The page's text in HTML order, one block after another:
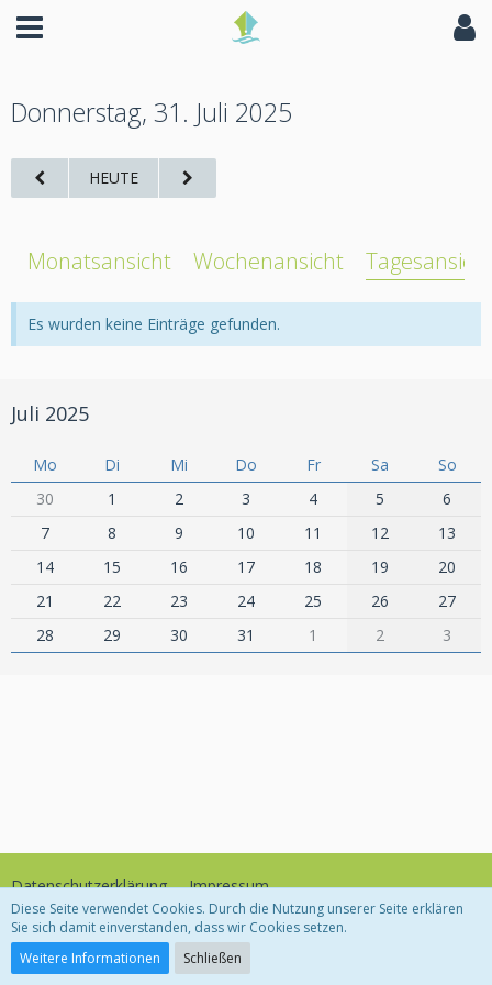
Donnerstag, 31. Juli 2025
HEUTE
Monatsansicht Wochenansicht Tagesansicht
Es wurden keine Einträge gefunden.
Juli 2025
Mo Di Mi Do Fr Sa
So
30
1 2 3 4 5
6
7
8 9 10 11 12
13
14
15 16 17 18 19
20
21
22 23 24 25 26
27
28
29 30 31 1 2 3
Datenschutzerklärung Impressum
Community-Software:
Diese Seite verwendet Cookies. Durch die Nutzung unserer Seite erklären
Sie sich damit einverstanden, dass wir Cookies setzen.
Weitere Informationen
Schließen